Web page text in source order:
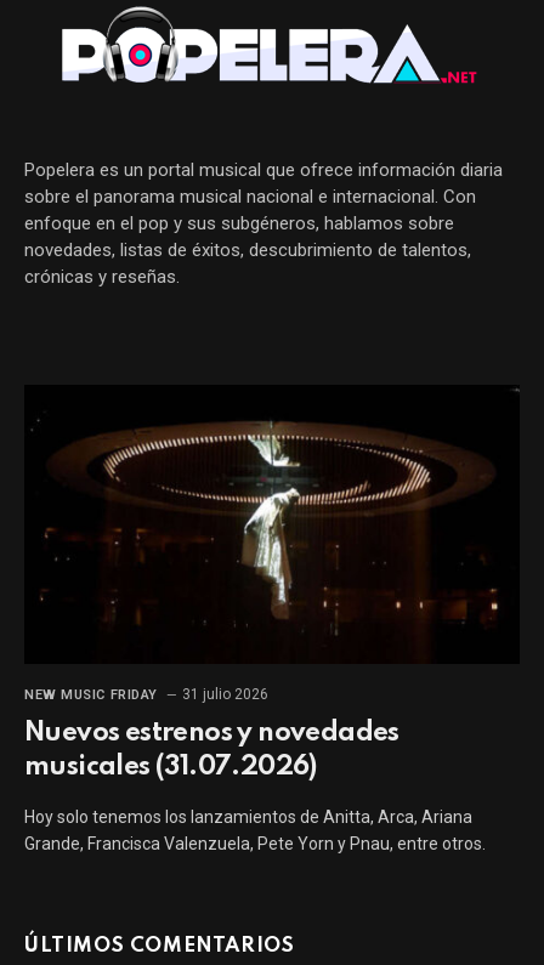
Popelera es un portal musical que ofrece información diaria
sobre el panorama musical nacional e internacional. Con
enfoque en el pop y sus subgéneros, hablamos sobre
novedades, listas de éxitos, descubrimiento de talentos,
crónicas y reseñas.
NEW MUSIC FRIDAY 31 julio 2026
Nuevos estrenos y novedades
musicales (31.07.2026)
Hoy solo tenemos los lanzamientos de Anitta, Arca, Ariana
Grande, Francisca Valenzuela, Pete Yorn y Pnau, entre otros.
ÚLTIMOS COMENTARIOS